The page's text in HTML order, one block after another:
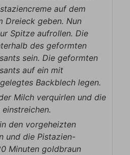
auf dem
Dreieck geben. Nun
Spitze aufrollen. Die
des geformten
sein. Die geformten
auf ein mit
Backblech legen.
Milch verquirlen und die
den vorgeheizten
und die Pistazien-
Minuten goldbraun